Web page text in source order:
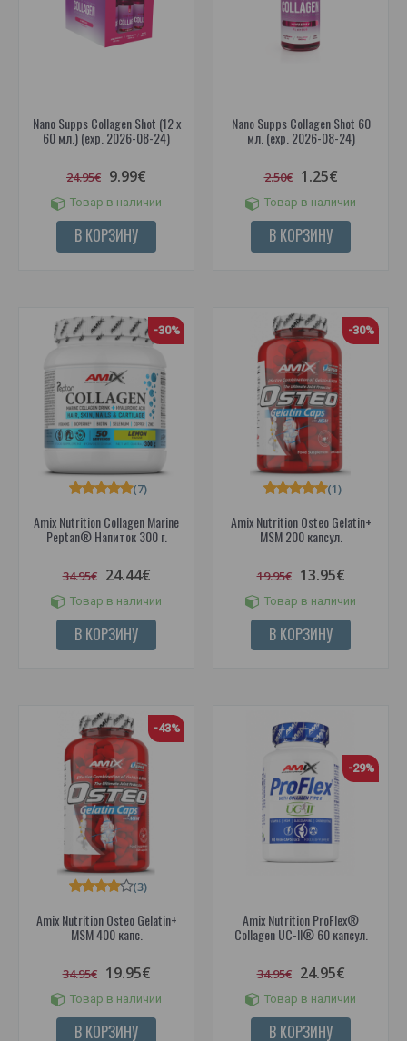
Nano Supps Collagen Shot (12 x
60 мл.) (exp. 2026-08-24)
24.95€ 9.99€
Товар в наличии
В КОРЗИНУ
Nano Supps Collagen Shot 60
мл. (exp. 2026-08-24)
2.50€ 1.25€
Товар в наличии
В КОРЗИНУ
-30%
Amix Nutrition Collagen Marine
Peptan® Напиток 300 г.
(7)
34.95€ 24.44€
Товар в наличии
В КОРЗИНУ
-30%
Amix Nutrition Osteo Gelatin+
MSM 200 капсул.
(1)
19.95€ 13.95€
Товар в наличии
В КОРЗИНУ
-43%
Amix Nutrition Osteo Gelatin+
MSM 400 капс.
(3)
34.95€ 19.95€
Товар в наличии
В КОРЗИНУ
-29%
Amix Nutrition ProFlex®
Collagen UC-II® 60 капсул.
34.95€ 24.95€
Товар в наличии
В КОРЗИНУ